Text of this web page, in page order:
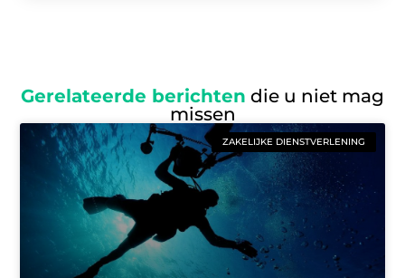
Gerelateerde berichten die u niet mag
missen
ZAKELIJKE DIENSTVERLENING